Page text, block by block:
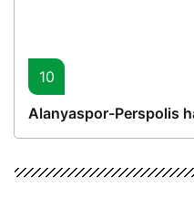
10
Alanyaspor-Perspolis